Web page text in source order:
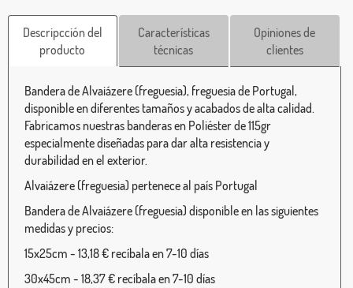
Descripcción del
producto
Características
técnicas
Opiniones de
clientes
Bandera de Alvaiázere (freguesia), freguesia de Portugal,
disponible en diferentes tamaños y acabados de alta calidad.
Fabricamos nuestras banderas en Poliéster de 115gr
especialmente diseñadas para dar alta resistencia y
durabilidad en el exterior.
Alvaiázere (freguesia) pertenece al país Portugal
Bandera de Alvaiázere (freguesia) disponible en las siguientes
medidas y precios:
15x25cm - 13,18 € recíbala en 7-10 días
30x45cm - 18,37 € recíbala en 7-10 días